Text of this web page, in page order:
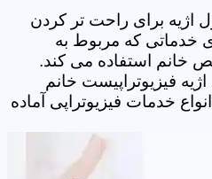
اژیه برای راحت تر کردن
خدماتی که مربوط به
خانم استفاده می کند.
فیزیوتراپیست خانم
خدمات فیزیوتراپی آماده